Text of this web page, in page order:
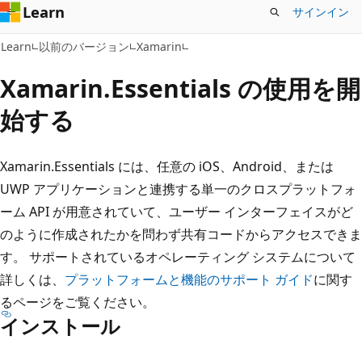
ッ
プ
Learn サインイン
Learn 以前のバージョン Xamarin
Xamarin.Essentials の使用を開
始する
Xamarin.Essentials には、任意の iOS、Android、または
UWP アプリケーションと連携する単一のクロスプラットフォ
ーム API が用意されていて、ユーザー インターフェイスがど
のように作成されたかを問わず共有コードからアクセスできま
す。 サポートされているオペレーティング システムについて
詳しくは、 プラットフォームと機能のサポート ガイドに関す
るページをご覧ください。
インストール